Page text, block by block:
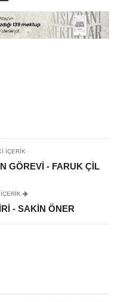
İÇERIK
GÖREVI - FARUK ÇIL
- SAKIN ÖNER